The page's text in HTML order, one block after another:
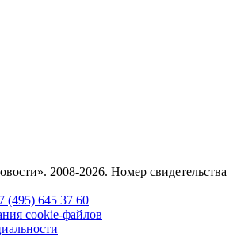
2008-2026. Номер свидетельства
(495) 645 37 60
cookie-файлов